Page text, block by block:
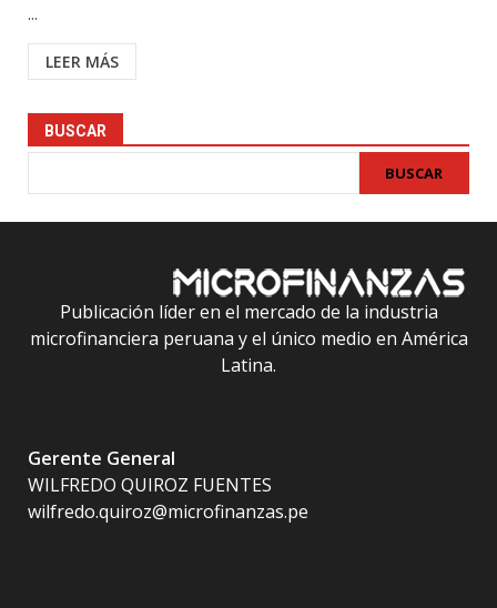
...
LEER MÁS
BUSCAR
BUSCAR
Publicación líder en el mercado de la industria
microfinanciera peruana y el único medio en América
Latina.
Gerente General
WILFREDO QUIROZ FUENTES
wilfredo.quiroz@microfinanzas.pe